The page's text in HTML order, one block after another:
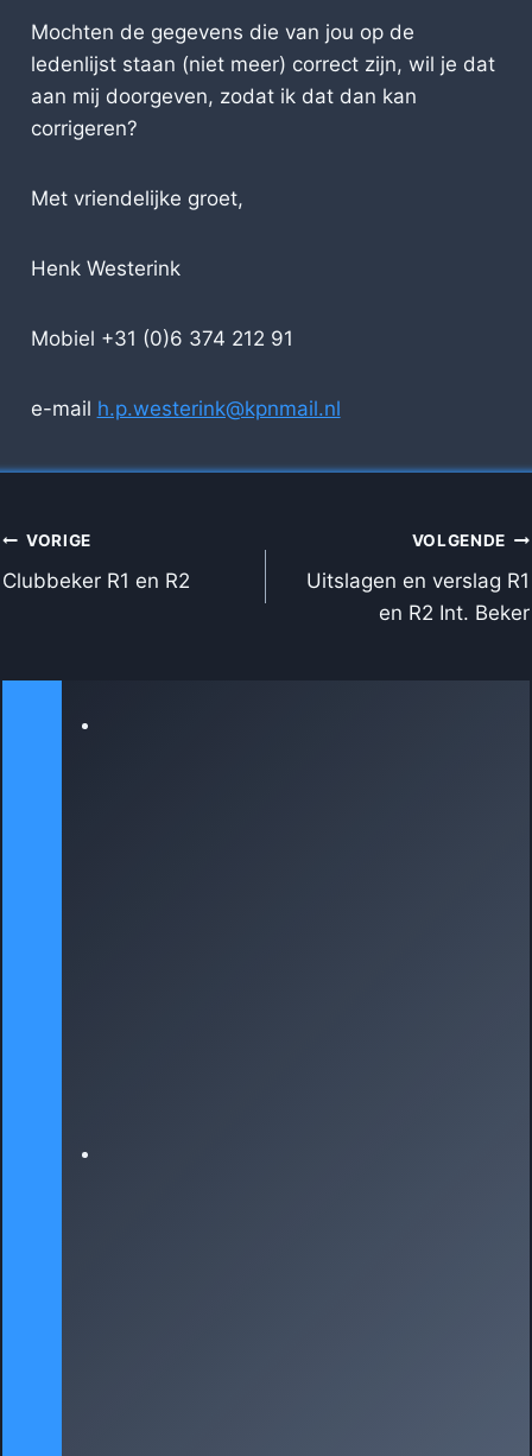
Mochten de gegevens die van jou op de
ledenlijst staan (niet meer) correct zijn, wil je dat
aan mij doorgeven, zodat ik dat dan kan
corrigeren?
Met vriendelijke groet,
Henk Westerink
Mobiel +31 (0)6 374 212 91
e-mail h.p.westerink@kpnmail.nl
BERICHT
NAVIGATIE
VORIGE
Clubbeker R1 en R2
VOLGENDE
Uitslagen en verslag R1
en R2 Int. Beker